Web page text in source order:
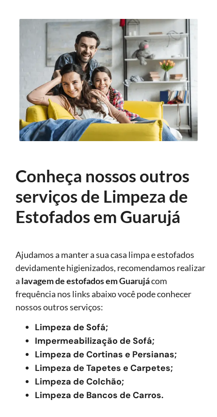
Conheça nossos outros
serviços de Limpeza de
Estofados em Guarujá
Ajudamos a manter a sua casa limpa e estofados
devidamente higienizados, recomendamos realizar
a lavagem de estofadosem Guarujácom
frequência nos links abaixo você pode conhecer
nossos outros serviços:
Limpeza de Sofá;
Impermeabilização de Sofá;
Limpeza de Cortinas e Persianas;
Limpeza de Tapetes e Carpetes;
Limpeza de Colchão;
Limpeza de Bancos de Carros.